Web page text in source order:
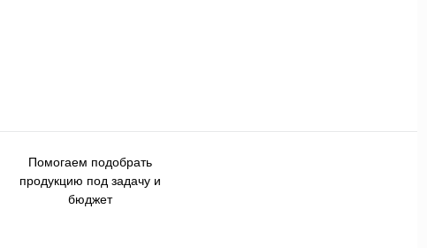
Помогаем подобрать
продукцию под задачу и
бюджет